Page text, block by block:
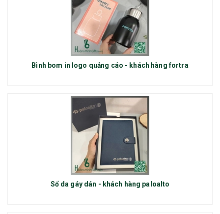
Bình bom in logo quảng cáo - khách hàng fortra
Sổ da gáy dán - khách hàng paloalto